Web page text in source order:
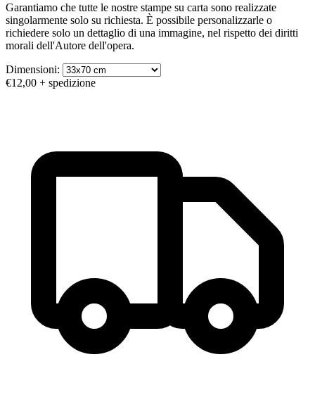
Garantiamo che tutte le nostre stampe su carta sono realizzate
singolarmente solo su richiesta. È possibile personalizzarle o
richiedere solo un dettaglio di una immagine, nel rispetto dei diritti
morali dell'Autore dell'opera.
Dimensioni:
€12,00 + spedizione